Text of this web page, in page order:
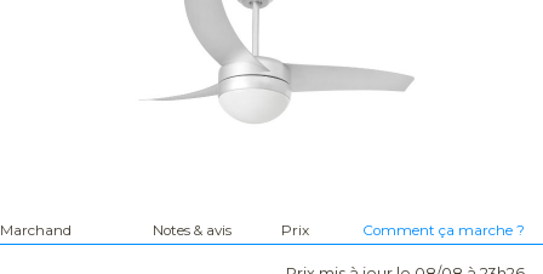
Marchand Notes & avis Prix Comment ça marche ?